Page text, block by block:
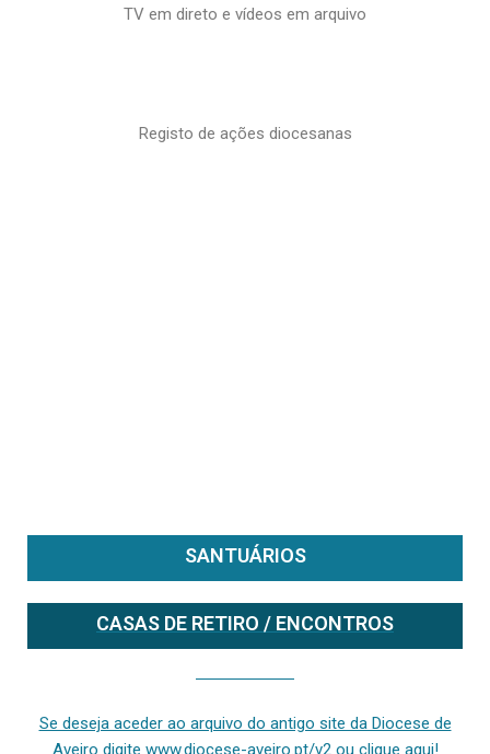
TV em direto e vídeos em arquivo
Registo de ações diocesanas
SANTUÁRIOS
CASAS DE RETIRO / ENCONTROS
Se deseja aceder ao arquivo do antigo site da Diocese de
Aveiro digite www.diocese-aveiro.pt/v2 ou clique aqui!